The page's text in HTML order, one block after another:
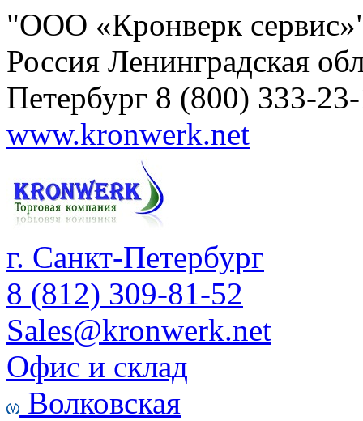
"ООО «Кронверк
Россия Ленинградская
Петербург 8 (800) 333-
www.kronwerk.net
г. Санкт-Петербург
8 (812) 309-81-52
Sales@kronwerk.net
Офис и склад
Волковская